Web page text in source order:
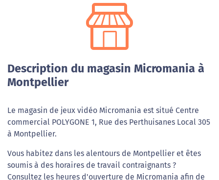
Description du magasin Micromania à
Montpellier
Le magasin de jeux vidéo Micromania est situé Centre
commercial POLYGONE 1, Rue des Perthuisanes Local 305
à Montpellier.
Vous habitez dans les alentours de Montpellier et êtes
soumis à des horaires de travail contraignants ?
Consultez les heures d'ouverture de Micromania afin de